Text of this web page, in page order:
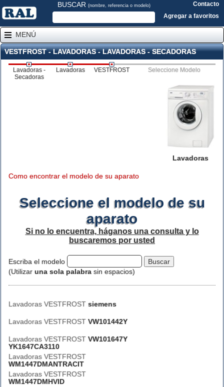
BUSCAR (nombre, referencia o modelo)
Contacto
Agregar a favoritos
MENÚ
VESTFROST - LAVADORAS - LAVADORAS - SECADORAS
Lavadoras -
Secadoras
Lavadoras VESTFROST Seleccione Modelo
Lavadoras
Como encontrar el modelo de su aparato
Seleccione el modelo de su
aparato
Si no lo encuentra, háganos una consulta y lo
buscaremos por usted
Escriba el modelo
(Utilizar una sola palabra sin espacios)
Lavadoras VESTFROST siemens
Lavadoras VESTFROST VW101442Y
Lavadoras VESTFROST VW101647Y
YK1647CA3110
Lavadoras VESTFROST
WM1447DMANTRACIT
Lavadoras VESTFROST
WM1447DMHVID